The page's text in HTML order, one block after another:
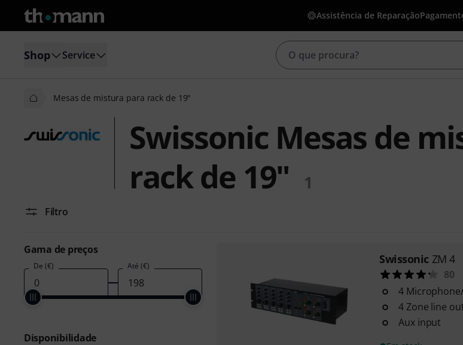
Assistência de Reparação
Shop Service
Mesas de mistura para rack de 19"
Swissonic Mesas de
rack de 19"
1
Filtro
Gama de preços
De (€) Até (€)
Disponibilidade
Swissonic ZM 4
80
4
4 Zone line
Aux input